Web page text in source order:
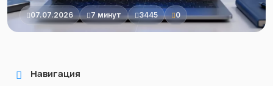
07.07.2026 7 минут 3445 0
Навигация